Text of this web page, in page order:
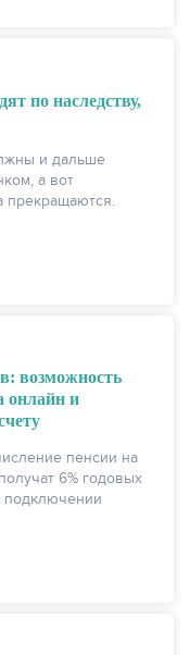
по наследству,
и дальше
а вот
прекращаются.
возможность
онлайн и
пенсии на
6% годовых
подключении